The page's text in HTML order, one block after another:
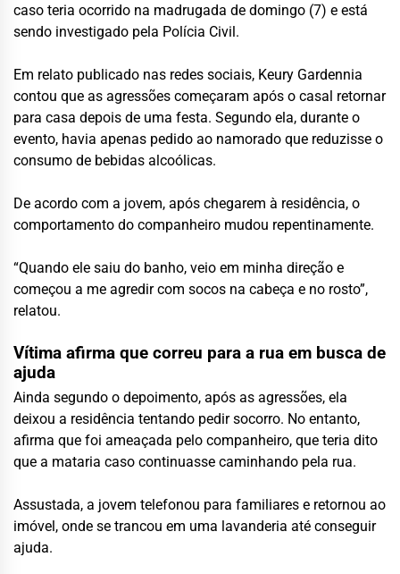
caso teria ocorrido na madrugada de domingo (7) e está
sendo investigado pela Polícia Civil.
Em relato publicado nas redes sociais, Keury Gardennia
contou que as agressões começaram após o casal retornar
para casa depois de uma festa. Segundo ela, durante o
evento, havia apenas pedido ao namorado que reduzisse o
consumo de bebidas alcoólicas.
De acordo com a jovem, após chegarem à residência, o
comportamento do companheiro mudou repentinamente.
“Quando ele saiu do banho, veio em minha direção e
começou a me agredir com socos na cabeça e no rosto”,
relatou.
Vítima afirma que correu para a rua em busca de
ajuda
Ainda segundo o depoimento, após as agressões, ela
deixou a residência tentando pedir socorro. No entanto,
afirma que foi ameaçada pelo companheiro, que teria dito
que a mataria caso continuasse caminhando pela rua.
Assustada, a jovem telefonou para familiares e retornou ao
imóvel, onde se trancou em uma lavanderia até conseguir
ajuda.